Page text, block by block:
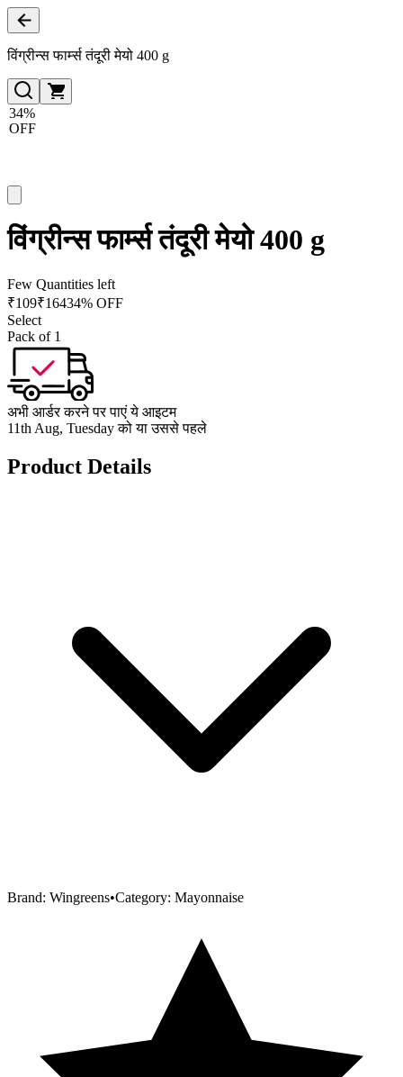
विंग्रीन्स फार्म्स तंदूरी मेयो 400 g
34%
OFF
विंग्रीन्स फार्म्स तंदूरी मेयो 400 g
Few Quantities left
₹109₹16434% OFF
Select
Pack of 1
अभी आर्डर करने पर पाएं ये आइटम
11th Aug, Tuesday को या उससे पहले
Product Details
Brand: Wingreens•Category: Mayonnaise